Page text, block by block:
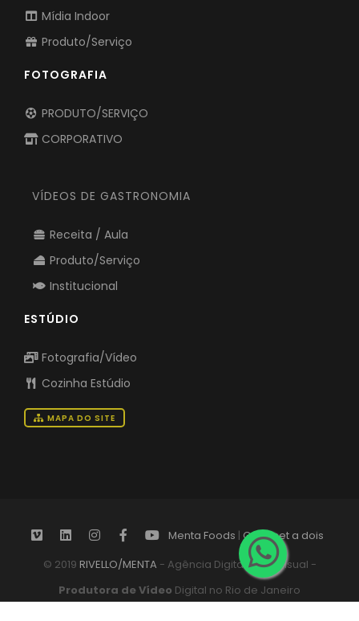
Mídia Indoor
Produto/Serviço
FOTOGRAFIA
PRODUTO/SERVIÇO
CORPORATIVO
VÍDEOS DE GASTRONOMIA
Receita / Aula
Produto/Serviço
Institucional
ESTÚDIO
Fotografia/Vídeo
Cozinha Estúdio
MAPA DO SITE
Menta Foods | Gourmet a dois
© 2019 RIVELLO/MENTA - Agência Digital Audiovisual -
Produtora de Vídeo Digital no Rio de Janeiro